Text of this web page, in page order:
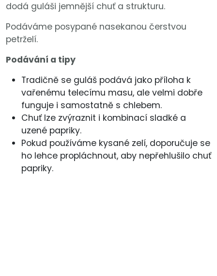
dodá guláši jemnější chuť a strukturu.
Podáváme posypané nasekanou čerstvou
petrželí.
Podávání a tipy
Tradičně se guláš podává jako příloha k
vařenému telecímu masu, ale velmi dobře
funguje i samostatně s chlebem.
Chuť lze zvýraznit i kombinací sladké a
uzené papriky.
Pokud používáme kysané zelí, doporučuje se
ho lehce propláchnout, aby nepřehlušilo chuť
papriky.